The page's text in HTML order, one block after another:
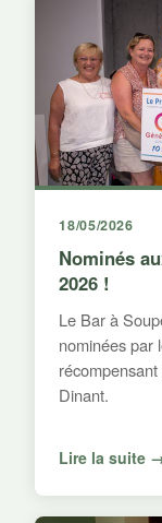
18/05/2026
Nominés
2026 !
Le Bar à
nominées par
Dinant.
Lire la suite